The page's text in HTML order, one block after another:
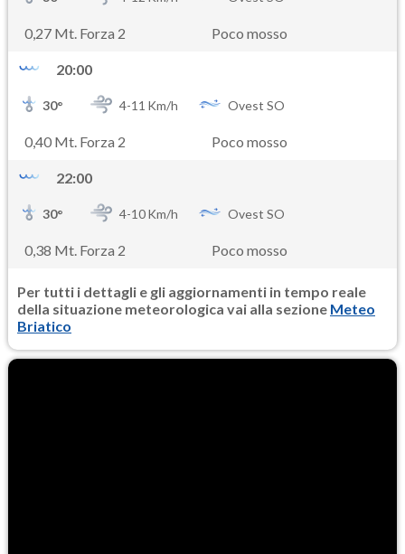
0,27 Mt. Forza 2 Poco mosso
20:00
30° 4-11 Km/h Ovest SO
0,40 Mt. Forza 2 Poco mosso
22:00
30° 4-10Km/h Ovest SO
0,38 Mt. Forza 2 Poco mosso
Per tutti i dettagli e gli aggiornamenti in tempo reale
della situazione meteorologica vai alla sezione Meteo
Briatico